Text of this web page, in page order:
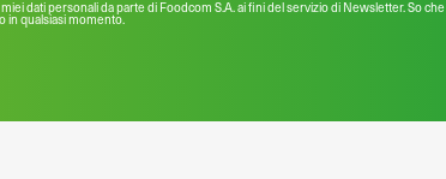
dati personali da parte di Foodcom S.A. ai fini del servizio di Newsletter. So che
in qualsiasi momento.